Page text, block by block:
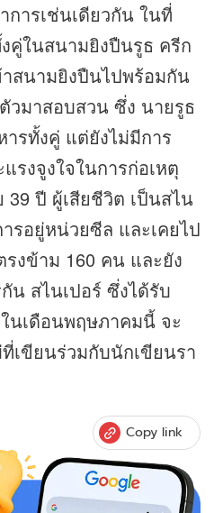
ารเช่นเดียวกัน ในที่
คู่ในสนามยิงปืนรูธ ครีก
สนามยิงปืนไปพร้อมกัน
วมาสอบสวน ซึ่ง นายรูธ
ารทั้งคู่ แต่ยังไม่มีการ
รงจูงใจในการก่อเหตุ
ปี ผู้เสียชีวิต เป็นสไน
รอยู่หน่วยซีล และเคยไป
รงข้าม 160 คน และยัง
น สไนเปอร์ ซึ่งได้รับ
นเดือนพฤษภาคมนี้ จะ
เขียนร่วมกับนักเขียนรา
Copy link